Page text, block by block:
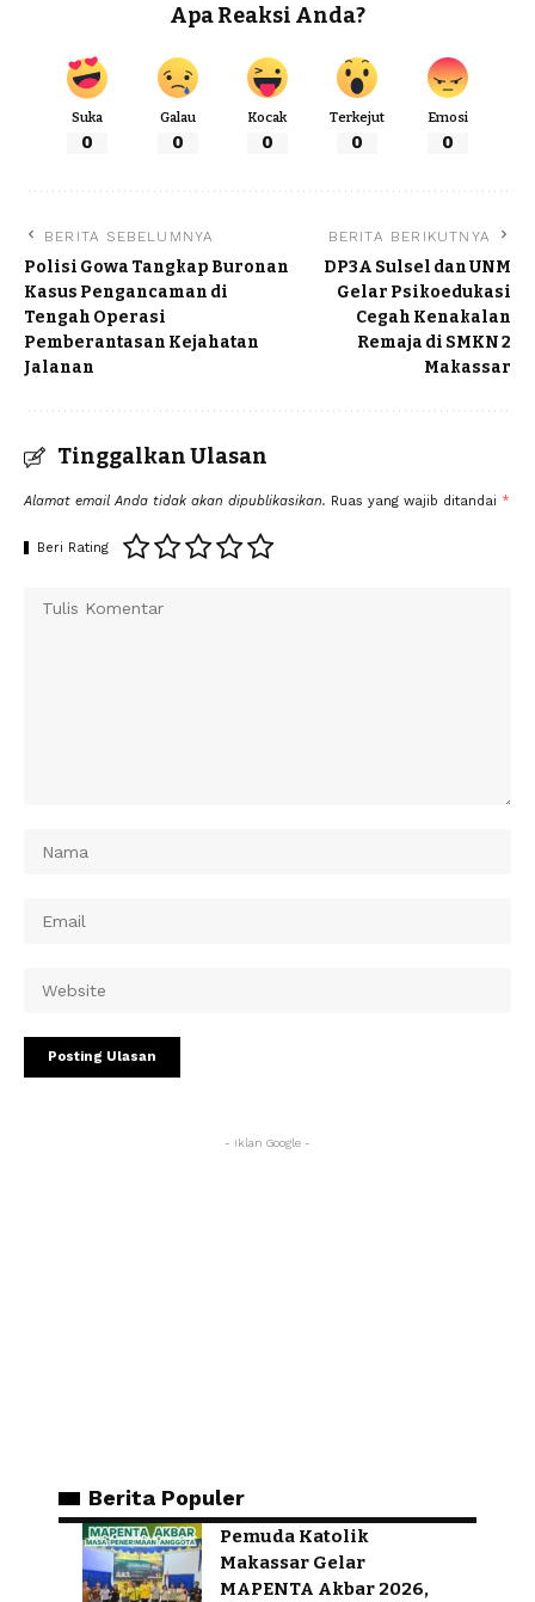
Apa Reaksi Anda?
Suka
0
Galau
0
Kocak
0
Terkejut
0
Emosi
0
BERITA SEBELUMNYA
Polisi Gowa Tangkap Buronan
Kasus Pengancaman di
Tengah Operasi
Pemberantasan Kejahatan
Jalanan
BERITA BERIKUTNYA
DP3A Sulsel dan UNM
Gelar Psikoedukasi
Cegah Kenakalan
Remaja di SMKN 2
Makassar
Tinggalkan Ulasan
Alamat email Anda tidak akan dipublikasikan. Ruas yang wajib ditandai *
Beri Rating
- Iklan Google -
Berita Populer
Pemuda Katolik
Makassar Gelar
MAPENTA Akbar 2026,